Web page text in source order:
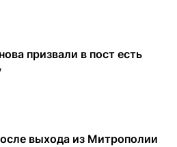
призвали в пост есть
выхода из Митрополии